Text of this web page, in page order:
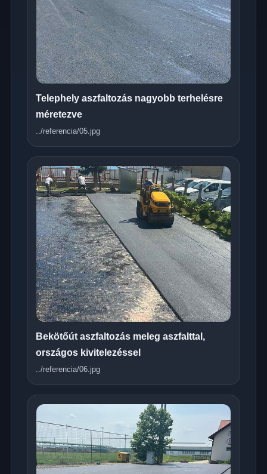
Telephely aszfaltozás nagyobb terhelésre
méretezve
../referencia/05.jpg
Bekötőút aszfaltozás meleg aszfalttal,
országos kivitelezéssel
../referencia/06.jpg